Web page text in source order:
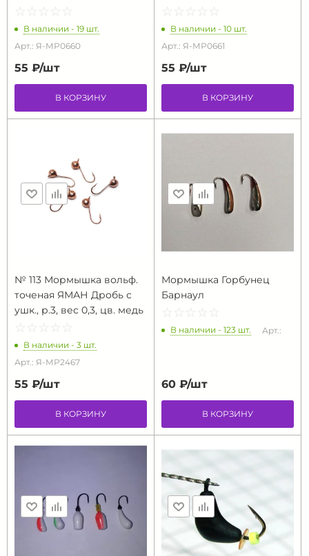
☆ ☆ ☆ ☆ ☆
★ ★ ★ ★ ★
В наличии - 19 шт.
Арт.: Я-МР0660
55 ₽/шт
В КОРЗИНУ
☆ ☆ ☆ ☆ ☆
★ ★ ★ ★ ★
В наличии - 10 шт.
Арт.: Я-МР0661
55 ₽/шт
В КОРЗИНУ
№ 113 Мормышка вольф.
точеная ЯМАН Дробь с
ушк., р.3, вес 0,3, цв. медь
☆ ☆ ☆ ☆ ☆
★ ★ ★ ★ ★
В наличии - 3 шт.
Арт.: Я-МР2467
55 ₽/шт
В КОРЗИНУ
Мормышка Горбунец
Барнаул
☆ ☆ ☆ ☆ ☆
★ ★ ★ ★ ★
В наличии - 123 шт. Арт.:
60 ₽/шт
В КОРЗИНУ